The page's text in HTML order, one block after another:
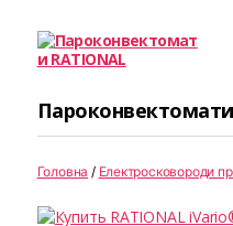
Пароконвектомати
Головна / Електросковороди